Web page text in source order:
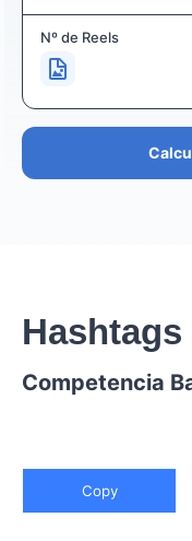
Nº de Reels
Competencia
Copy